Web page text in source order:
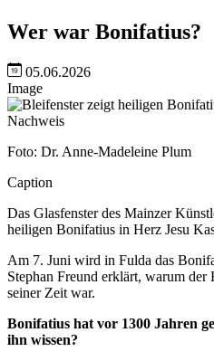
Wer war Bonifatius?
05.06.2026
Image
Nachweis
Foto: Dr. Anne-Madeleine Plum
Caption
Das Glasfenster des Mainzer
heiligen Bonifatius in Herz Jesu
Am 7. Juni wird in Fulda das
Stephan Freund erklärt, warum
seiner Zeit war.
Bonifatius hat vor 1300 Jahren
ihn wissen?